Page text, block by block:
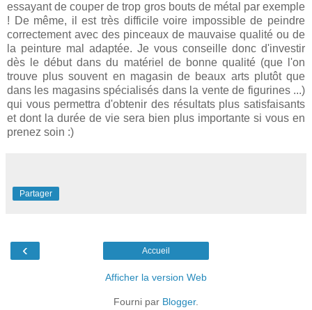
essayant de couper de trop gros bouts de métal par exemple
! De même, il est très difficile voire impossible de peindre
correctement avec des pinceaux de mauvaise qualité ou de
la peinture mal adaptée. Je vous conseille donc d'investir
dès le début dans du matériel de bonne qualité (que l'on
trouve plus souvent en magasin de beaux arts plutôt que
dans les magasins spécialisés dans la vente de figurines ...)
qui vous permettra d'obtenir des résultats plus satisfaisants
et dont la durée de vie sera bien plus importante si vous en
prenez soin :)
Partager
‹ Accueil
Afficher la version Web
Fourni par Blogger.